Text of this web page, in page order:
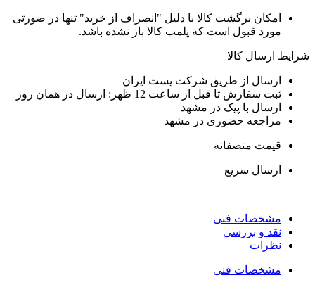
امکان برگشت کالا با دلیل "انصراف از خرید" تنها در صورتی
مورد قبول است که پلمب کالا باز نشده باشد.
شرایط ارسال کالا
ارسال از طریق شرکت پست ایران
ثبت سفارش تا قبل از ساعت 12 ظهر: ارسال در همان روز
ارسال با پیک در مشهد
مراجعه حضوری در مشهد
قیمت منصفانه
ارسال سریع
مشخصات فنی
نقد و بررسی
نظرات
مشخصات فنی